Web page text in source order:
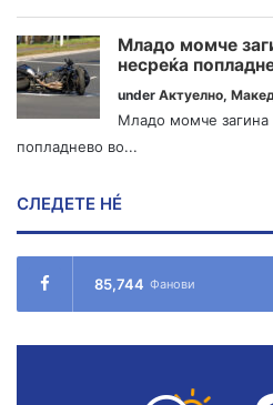
Младо момче
несреќа
under Актуелно,
Младо момче загина
попладнево во...
СЛЕДЕТЕ НÉ
85,744 Фанови